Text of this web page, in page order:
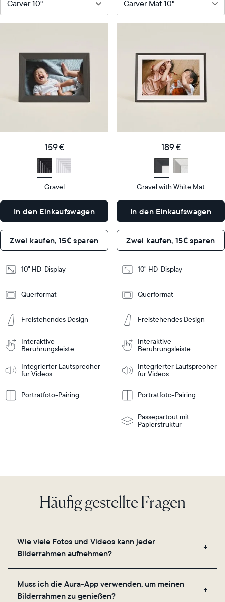
Häufig gestellte Fragen
Wie viele Fotos und Videos kann jeder
Bilderrahmen aufnehmen?
Speicher von Aura und ermöglichen es Ihnen, eine
Muss ich die Aura-App verwenden, um meinen
Bilderrahmen zu genießen?
159 €
Gravel
In den Einkaufswagen
Zwei kaufen, 15€ sparen
10" HD-Display
Querformat
Freistehendes Design
Interaktive
Berührungsleiste
Integrierter Lautsprecher
für Videos
Porträtfoto-Pairing
Bilderrahmen
Product
details
10"
Diagonal
Dimensions
x
19
x
cm
Design
Tabletop
Tabletop
wall-
mount
Frame
Features
Weitere
189 €
Gravel with White Mat
In den Einkaufswagen
Zwei kaufen, 15€ sparen
10" HD-Display
Querformat
Freistehendes Design
Interaktive
Berührungsleiste
Integrierter Lautsprecher
für Videos
Porträtfoto-Pairing
Passepartout mit
Papierstruktur
Bilderrahmen
Product
details
10"
Diagonal
Dimensions
x
19
x
cm
Design
Tabletop
Tabletop
wall-
Frame
Features
Einkaufswagen
Weitere